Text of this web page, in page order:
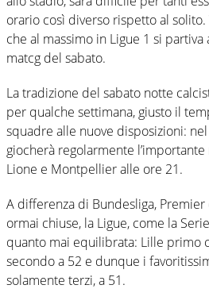
orario così diverso rispetto al
che al massimo in Ligue 1 si
matcg del sabato.
La tradizione del sabato notte
per qualche settimana, giusto il
squadre alle nuove disposizioni:
giocherà regolarmente
Lione e Montpellier alle ore 21.
A differenza di Bundesliga,
ormai chiuse, la Ligue, come la
quanto mai equilibrata: Lille primo
secondo a 52 e dunque i
solamente terzi, a 51.